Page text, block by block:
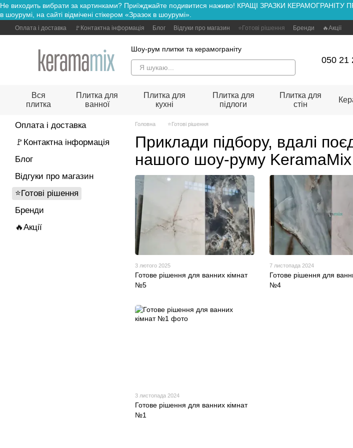
Перейти до основного контенту
Не виходить вибрати за картинками? Приїжджайте подивитися наживо! КРАЩІ ЗРАЗКИ
в шоурумі, на сайті відмічені стікером «Зразок в шоурумі».
Оплата і доставка 🚩Контактна інформація Блог Відгуки про магазин ⭐Готові рішення Бренди 🔥Акції
Шоу-рум плитки та керамограніту
050 21
Вся
плитка
Плитка для
ванної
Плитка для
кухні
Плитка для
підлоги
Плитка для
стін
Головна ⭐Готові рішення
Приклади підбору, вдалі
нашого шоу-руму KeramaMix
3 лютого 2025
Готове рішення для ванних кімнат
№5
7 листопада 2024
Готове рішення для
№4
3 листопада 2024
Готове рішення для ванних кімнат
№1
Оплата і доставка
🚩Контактна інформація
Блог
Відгуки про магазин
⭐Готові рішення
Бренди
🔥Акції